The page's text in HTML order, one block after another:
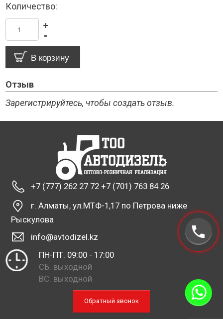
Количество:
-
+
Отзыв
Зарегистрируйтесь, чтобы создать отзыв.
+7 (777) 262 27 72 +7 (701) 763 84 26
г. Алматы, ул.МТФ-1,17 по Петрова ниже
Рыскулова
info@avtodizel.kz
ПН-ПТ. 09:00 - 17:00
СБ. выходной
ВС. выходной
Обратный звонок